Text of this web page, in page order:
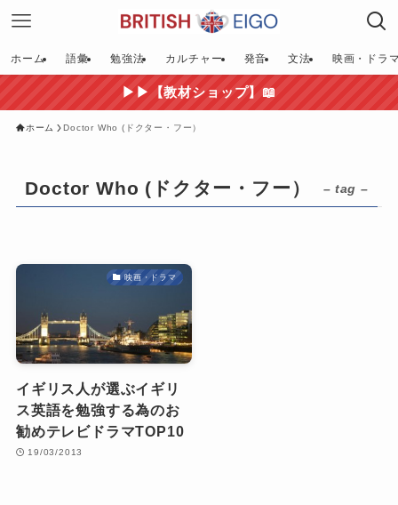
ホーム 語彙 勉強法 カルチャー 発音 文法 映画・ドラ
▶▶【教材ショップ】📖
ホーム Doctor Who (ドクター・フー）
Doctor Who (ドクター・フー） – tag –
映画・ドラマ
イギリス人が選ぶイギリ
ス英語を勉強する為のお
勧めテレビドラマTOP10
19/03/2013